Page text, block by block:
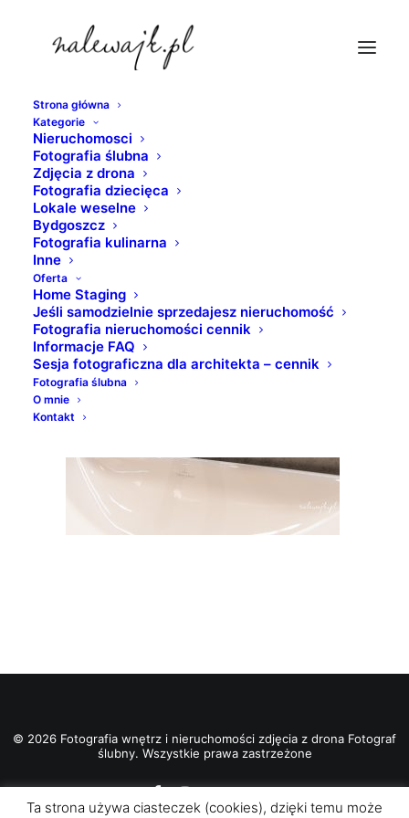
Strona główna
Kategorie
Nieruchomosci
Fotografia ślubna
Zdjęcia z drona
Fotografia dziecięca
Lokale weselne
Bydgoszcz
Fotografia kulinarna
Inne
Oferta
Home Staging
Jeśli samodzielnie sprzedajesz nieruchomość
Fotografia nieruchomości cennik
Informacje FAQ
Sesja fotograficzna dla architekta – cennik
Fotografia ślubna
O mnie
Kontakt
fotograf-nalewajk
Strona Główna
Mieszkanie na wynajem | Sesje fotograficzne mieszkań,
apartamentów i domów
© 2026 Fotografia wnętrz i nieruchomości zdjęcia z drona Fotograf
ślubny. Wszystkie prawa zastrzeżone
Ta strona używa ciasteczek (cookies), dzięki temu może